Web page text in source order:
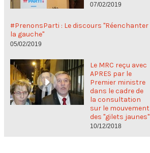
07/02/2019
#PrenonsParti : Le discours "Réenchanter
la gauche"
05/02/2019
Le MRC reçu avec
APRES par le
Premier ministre
dans le cadre de
la consultation
sur le mouvement
des "gilets jaunes"
10/12/2018